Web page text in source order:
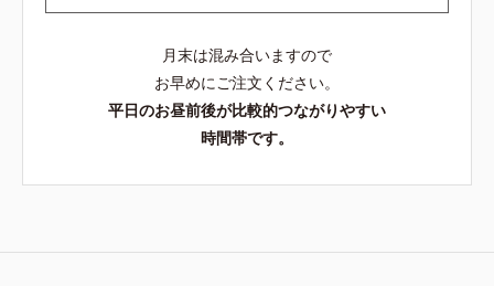
月末は混み合いますので
お早めにご注文ください。
平日のお昼前後が比較的つながりやすい
時間帯です。